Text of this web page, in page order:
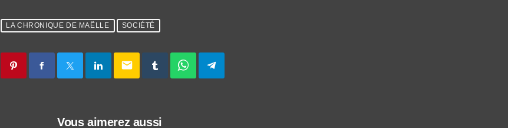
LA CHRONIQUE DE MAËLLE SOCIÉTÉ
email
Vous aimerez aussi